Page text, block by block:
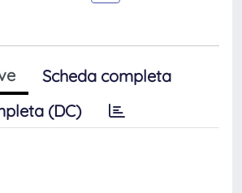
Scheda completa
(DC)